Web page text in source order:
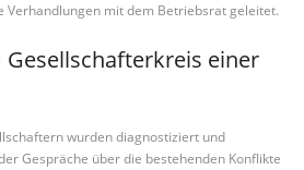
Verhandlungen mit dem Betriebsrat geleitet.
einer
wurden diagnostiziert und
Gespräche über die bestehenden Konflikte